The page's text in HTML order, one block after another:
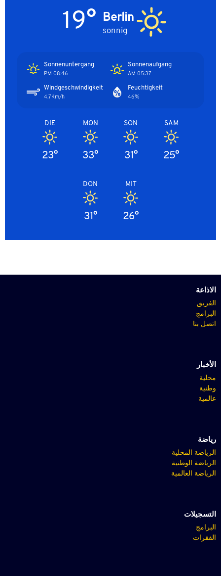
Berlin
sonnig
19°
Sonnenaufgang
05:37 AM
Sonnenuntergang
08:46 PM
Feuchtigkeit
46%
Windgeschwindigkeit
4.7Km/h
SAM
25°
SON
31°
MON
33°
DIE
23°
MIT
26°
DON
31°
الاذاعة
الفريق
البرامج
اتصل بنا
الأخبار
محلية
وطنية
عالمية
رياضة
الرياضة المحلية
الرياضة الوطنية
الرياضة العالمية
التسجيلات
البرامج
الفقرات